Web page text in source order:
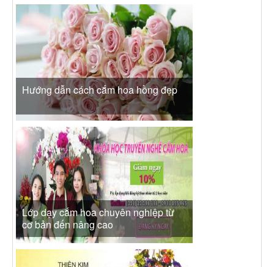
Hướng dẫn cách cắm hoa hồng đẹp
Lớp dạy cắm hoa chuyên nghiệp từ
cơ bản đến nâng cao